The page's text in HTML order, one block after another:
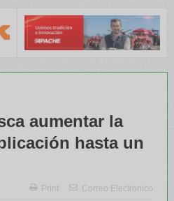
aumentar la
hasta un
Print Correo Electrónico